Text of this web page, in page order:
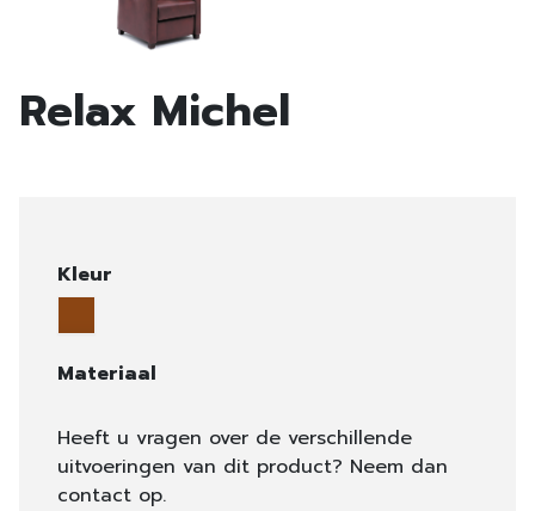
Relax Michel
Kleur
Materiaal
Heeft u vragen over de verschillende
uitvoeringen van dit product? Neem dan
contact op.